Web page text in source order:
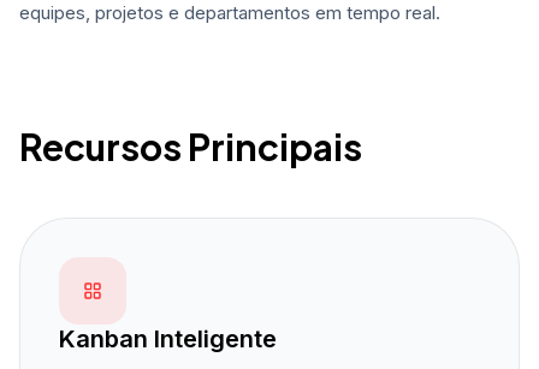
equipes, projetos e departamentos em tempo real.
Recursos Principais
Kanban Inteligente